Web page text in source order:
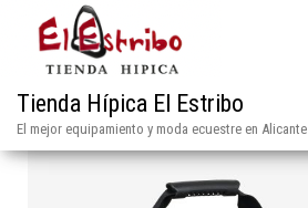
Tienda Hípica El Estribo
El mejor equipamiento y moda ecuestre en Alicante